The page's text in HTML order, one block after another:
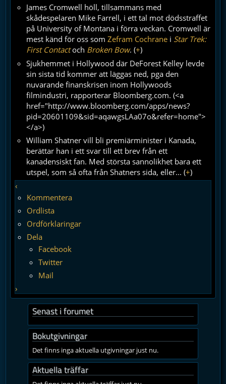
James Cromwell höll, tillsammans med
skådespelaren Mike Farrell, i ett tal mot dödsstraffet
på University of Montana i förra veckan. Cromwell är
mest känd för oss som Zefram Cochranei Star Trek:
First Contactoch Broken Bow. (+)
Sjukhemmet i Hollywood där DeForest Kelley levde
sin sista tid kommer att läggas ned, pga den
nuvarande finanskrisen inom Hollywoods
filmindustri, rapporterar Bloomberg.com. (<a
href="http://www.bloomberg.com/apps/news?
pid=20601109&sid=aqawgsLAa07o&refer=home">
</a>)
William Shatner vill bli premiärminister i Kanada,
berättar han i ett svar till ett brev från ett
kanadensiskt fan. Med största sannolikhet bara ett
utspel, som så ofta från Shatners sida, eller... (+)
‹
Kommentera
Ordlista
Ordförklaringar
Dela
Facebook
Twitter
Mail
›
Senast i forumet
Bokutgivningar
Det finns inga aktuella utgivningar just nu.
Aktuella träffar